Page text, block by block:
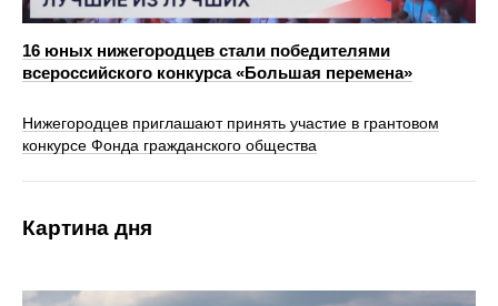
16 юных нижегородцев стали победителями
всероссийского конкурса «Большая перемена»
Нижегородцев приглашают принять участие в грантовом
конкурсе Фонда гражданского общества
Картина дня